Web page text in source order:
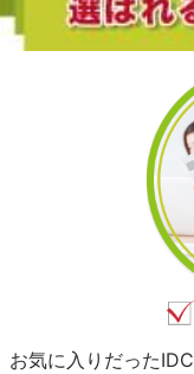
お気に入りだった